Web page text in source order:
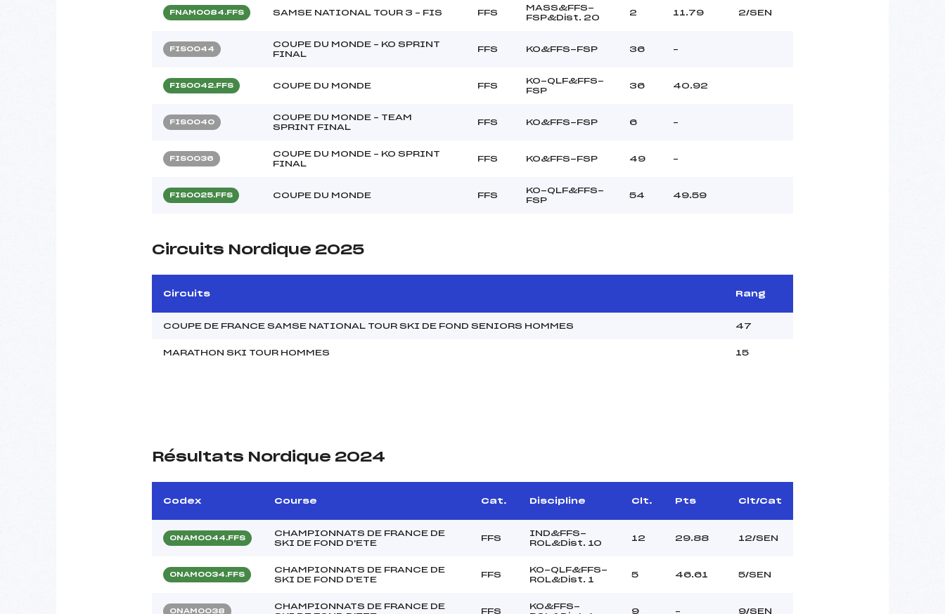
FNAM0084.FFS SAMSE NATIONAL TOUR 3 – FIS FFS
MASS&FFS-
FSP&Dist. 20
2 11.79 2/SEN
FIS0044
COUPE DU MONDE – KO SPRINT
FINAL
FFS KO&FFS-FSP 36 –
FIS0042.FFS COUPE DU MONDE FFS
KO-QLF&FFS-
FSP
36 40.92
FIS0040
COUPE DU MONDE – TEAM
SPRINT FINAL
FFS KO&FFS-FSP 6 –
FIS0036
COUPE DU MONDE – KO SPRINT
FINAL
FFS KO&FFS-FSP 49 –
FIS0025.FFS COUPE DU MONDE FFS
KO-QLF&FFS-
FSP
54 49.59
Circuits Nordique 2025
Circuits Rang
COUPE DE FRANCE SAMSE NATIONAL TOUR SKI DE FOND SENIORS HOMMES 47
MARATHON SKI TOUR HOMMES 15
Résultats Nordique 2024
Codex Course Cat. Discipline Clt. Pts Clt/Cat
ONAM0044.FFS
CHAMPIONNATS DE FRANCE DE
SKI DE FOND D'ETE
FFS
IND&FFS-
ROL&Dist. 10
12 29.88 12/SEN
ONAM0034.FFS
CHAMPIONNATS DE FRANCE DE
SKI DE FOND D'ETE
FFS
KO-QLF&FFS-
ROL&Dist. 1
5 46.61 5/SEN
ONAM0038
CHAMPIONNATS DE FRANCE DE
FFS
KO&FFS-
9 – 9/SEN